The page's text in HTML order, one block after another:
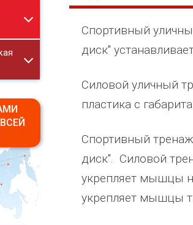
Спортивный
диск"
Силовой уличный
пластика с
Спортивный
диск". Силовой
укрепляет мышцы
укрепляет мышцы